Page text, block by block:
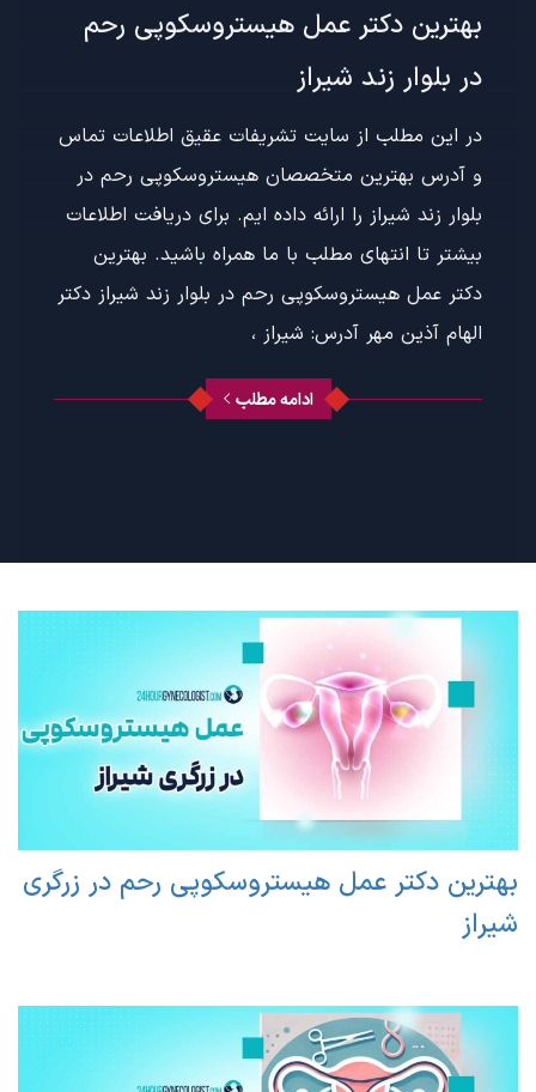
بهترین دکتر عمل هیستروسکوپی رحم
در بلوار زند شیراز
در این مطلب از سایت تشریفات عقیق اطلاعات تماس
و آدرس بهترین متخصصان هیستروسکوپی رحم در
بلوار زند شیراز را ارائه داده ایم. برای دریافت اطلاعات
بیشتر تا انتهای مطلب با ما همراه باشید. بهترین
دکتر عمل هیستروسکوپی رحم در بلوار زند شیراز دکتر
الهام آذین مهر آدرس: شیراز ،
ادامه مطلب
بهترین دکتر عمل هیستروسکوپی رحم در زرگری
شیراز